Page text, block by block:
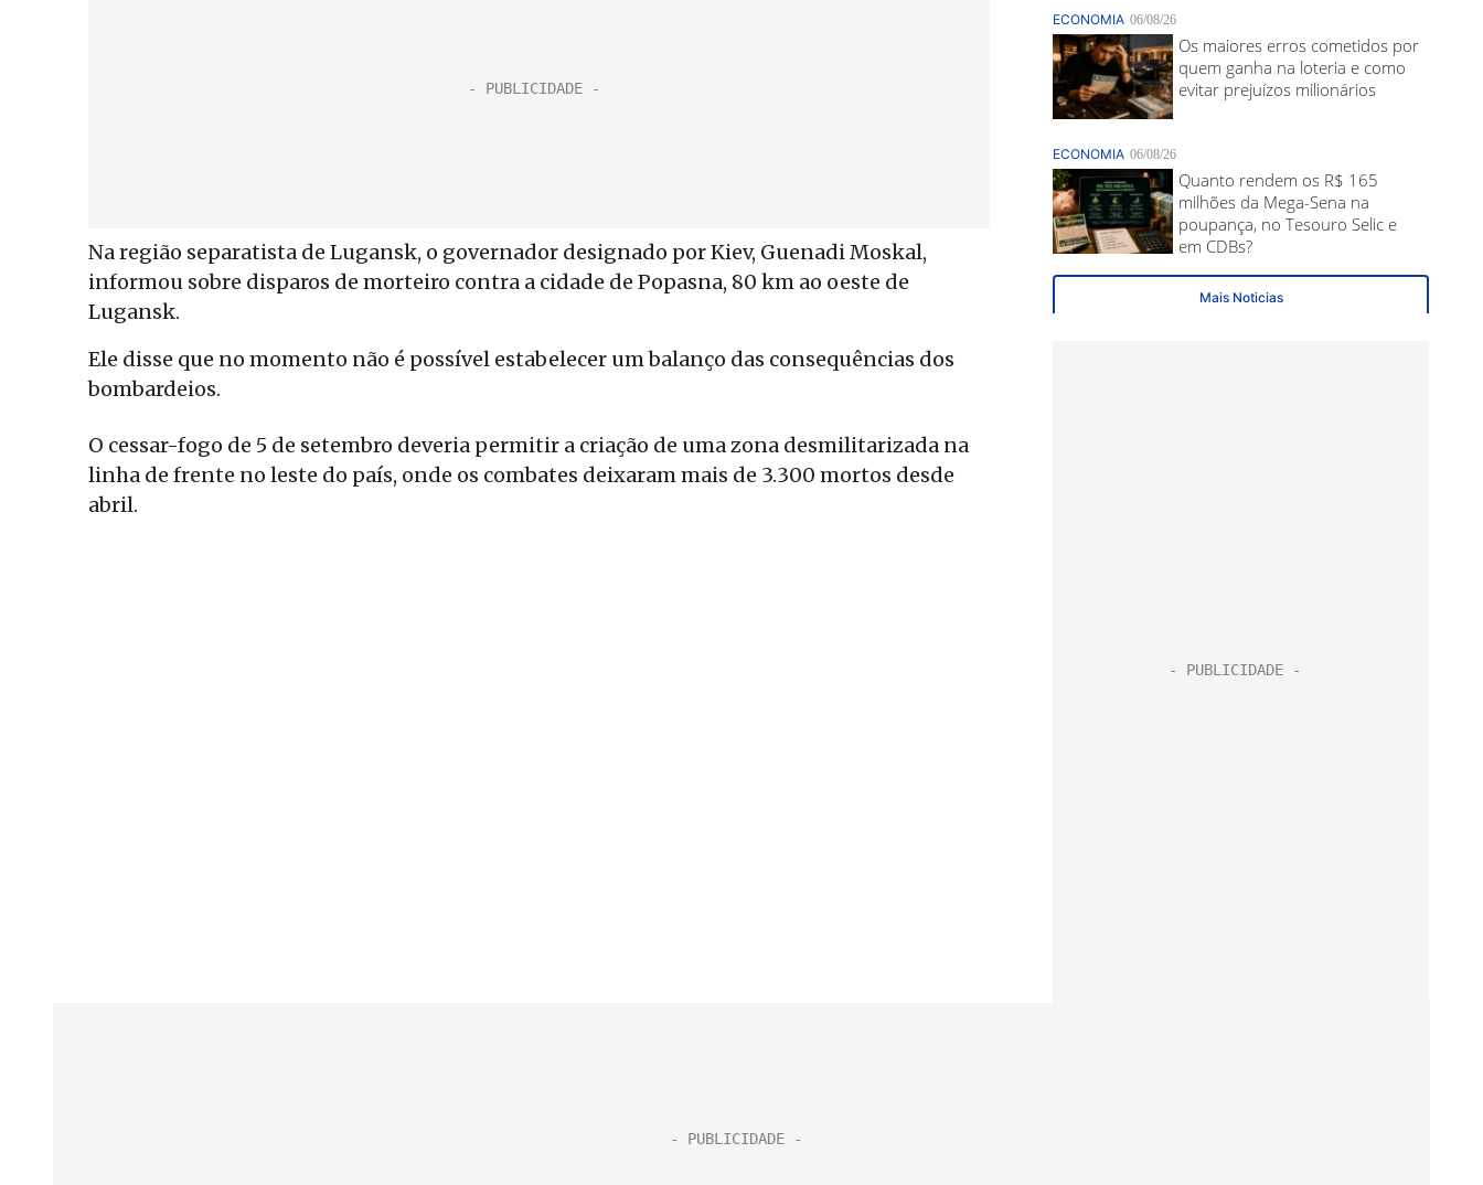
Na região separatista de Lugansk, o governador designado por Kiev, Guenadi Moskal,
informou sobre disparos de morteiro contra a cidade de Popasna, 80 km ao oeste de
Lugansk.
Ele disse que no momento não é possível estabelecer um balanço das consequências dos
bombardeios.
O cessar-fogo de 5 de setembro deveria permitir a criação de uma zona desmilitarizada na
linha de frente no leste do país, onde os combates deixaram mais de 3.300 mortos desde
abril.